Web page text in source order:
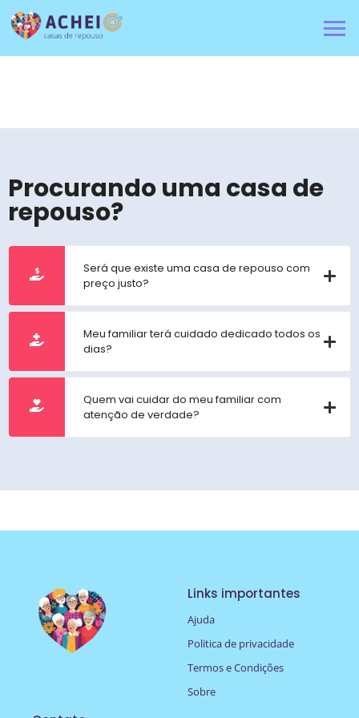
Procurando uma casa de
repouso?
Será que existe uma casa de repouso com
preço justo?
Meu familiar terá cuidado dedicado todos os
dias?
Quem vai cuidar do meu familiar com
atenção de verdade?
Links importantes
Ajuda
Politica de privacidade
Termos e Condições
Sobre